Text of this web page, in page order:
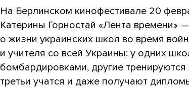
На Берлинском кинофестивале 20
Катерины Горностай «Лента времени»
о жизни украинских школ во время
и учителя со всей Украины: у одних
бомбардировками, другие тренируются
третьи учатся и даже получают